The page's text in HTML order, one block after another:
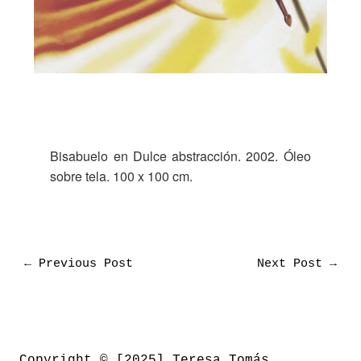
Bisabuelo en Dulce abstracción. 2002. Óleo
sobre tela. 100 x 100 cm.
←Previous Post Next Post→